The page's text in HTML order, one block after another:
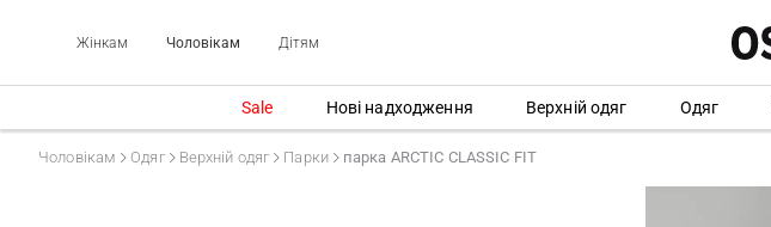
Жінкам Чоловікам Дітям
Sale Нові надходження Верхній одяг Одяг
Чоловікам Одяг Верхній одяг Парки парка ARCTIC CLASSIC FIT